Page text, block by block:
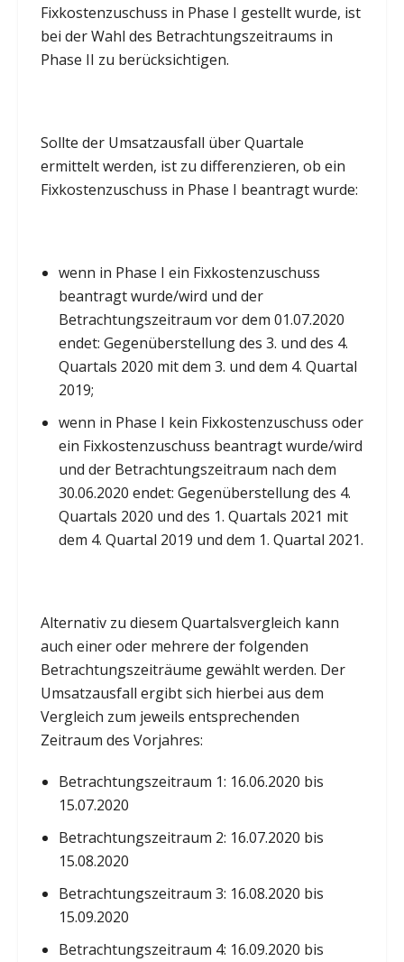
Fixkostenzuschuss in Phase I gestellt wurde, ist
bei der Wahl des Betrachtungszeitraums in
Phase II zu berücksichtigen.
Sollte der Umsatzausfall über Quartale
ermittelt werden, ist zu differenzieren, ob ein
Fixkostenzuschuss in Phase I beantragt wurde:
wenn in Phase I ein Fixkostenzuschuss
beantragt wurde/wird und der
Betrachtungszeitraum vor dem 01.07.2020
endet: Gegenüberstellung des 3. und des 4.
Quartals 2020 mit dem 3. und dem 4. Quartal
2019;
wenn in Phase I kein Fixkostenzuschuss oder
ein Fixkostenzuschuss beantragt wurde/wird
und der Betrachtungszeitraum nach dem
30.06.2020 endet: Gegenüberstellung des 4.
Quartals 2020 und des 1. Quartals 2021 mit
dem 4. Quartal 2019 und dem 1. Quartal 2021.
Alternativ zu diesem Quartalsvergleich kann
auch einer oder mehrere der folgenden
Betrachtungszeiträume gewählt werden. Der
Umsatzausfall ergibt sich hierbei aus dem
Vergleich zum jeweils entsprechenden
Zeitraum des Vorjahres:
Betrachtungszeitraum 1: 16.06.2020 bis
15.07.2020
Betrachtungszeitraum 2: 16.07.2020 bis
15.08.2020
Betrachtungszeitraum 3: 16.08.2020 bis
15.09.2020
Betrachtungszeitraum 4: 16.09.2020 bis